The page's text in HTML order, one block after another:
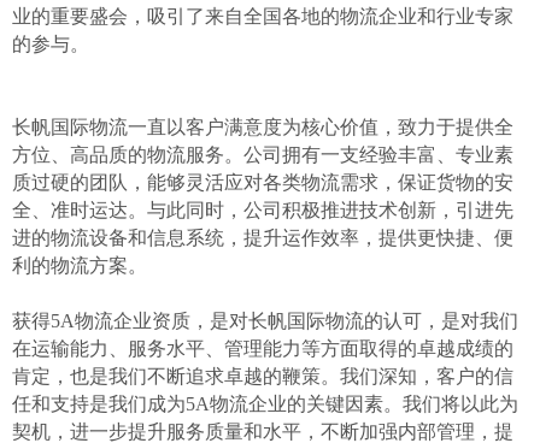
业的重要盛会，吸引了来自全国各地的物流企业和行业专家
的参与。
长帆国际物流一直以客户满意度为核心价值，致力于提供全
方位、高品质的物流服务。公司拥有一支经验丰富、专业素
质过硬的团队，能够灵活应对各类物流需求，保证货物的安
全、准时运达。与此同时，公司积极推进技术创新，引进先
进的物流设备和信息系统，提升运作效率，提供更快捷、便
利的物流方案。
获得5A物流企业资质，是对长帆国际物流的认可，是对我们
在运输能力、服务水平、管理能力等方面取得的卓越成绩的
肯定，也是我们不断追求卓越的鞭策。我们深知，客户的信
任和支持是我们成为5A物流企业的关键因素。我们将以此为
契机，进一步提升服务质量和水平，不断加强内部管理，提